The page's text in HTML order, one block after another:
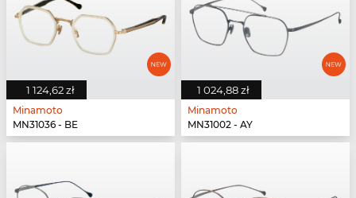
1 124,62 zł
Minamoto
MN31036 - BE
1 024,88 zł
Minamoto
MN31002 - AY